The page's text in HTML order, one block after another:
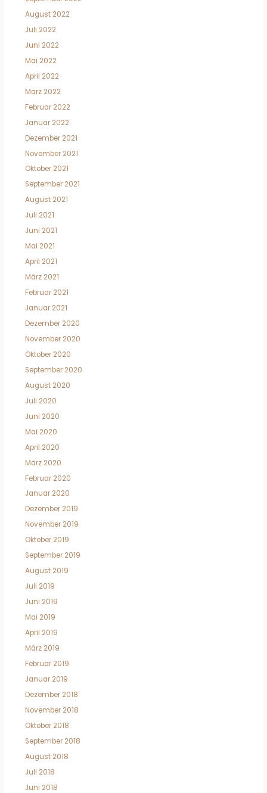
August 2022
Juli 2022
Juni 2022
Mai 2022
April 2022
März 2022
Februar 2022
Januar 2022
Dezember 2021
November 2021
Oktober 2021
September 2021
August 2021
Juli 2021
Juni 2021
Mai 2021
April 2021
März 2021
Februar 2021
Januar 2021
Dezember 2020
November 2020
Oktober 2020
September 2020
August 2020
Juli 2020
Juni 2020
Mai 2020
April 2020
März 2020
Februar 2020
Januar 2020
Dezember 2019
November 2019
Oktober 2019
September 2019
August 2019
Juli 2019
Juni 2019
Mai 2019
April 2019
März 2019
Februar 2019
Januar 2019
Dezember 2018
November 2018
Oktober 2018
September 2018
August 2018
Juli 2018
Juni 2018